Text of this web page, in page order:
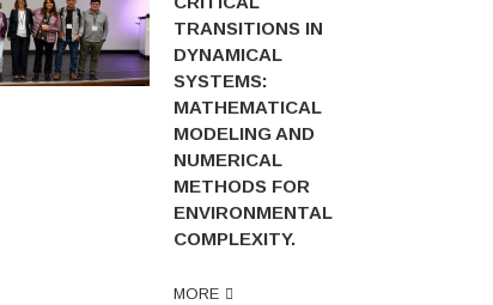
TRANSITIONS IN
DYNAMICAL
SYSTEMS:
MATHEMATICAL
MODELING AND
NUMERICAL
METHODS FOR
ENVIRONMENTAL
COMPLEXITY.
MORE